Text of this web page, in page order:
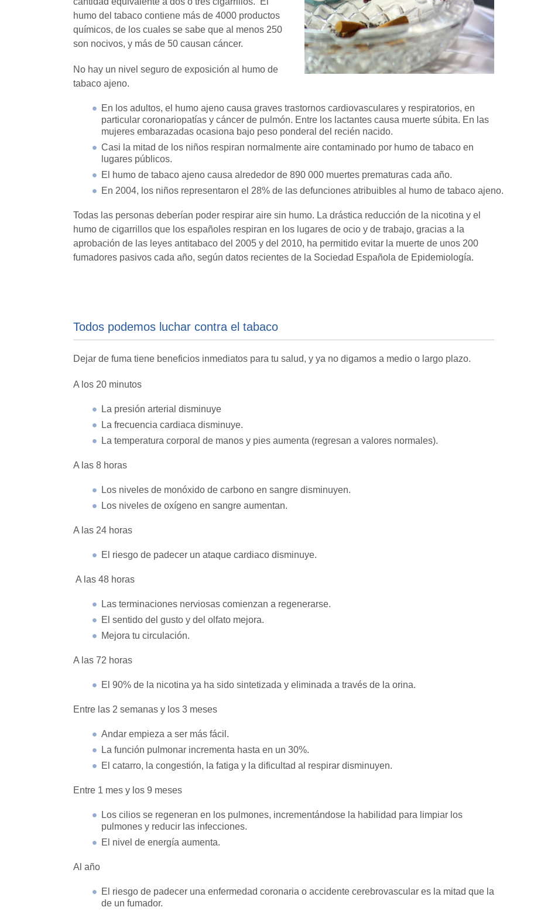
humo del tabaco contiene más de 4000 productos
químicos, de los cuales se sabe que al menos 250
son nocivos, y más de 50 causan cáncer.
No hay un nivel seguro de exposición al humo de
tabaco ajeno.
En los adultos, el humo ajeno causa graves trastornos cardiovasculares y respiratorios, en
particular coronariopatías y cáncer de pulmón. Entre los lactantes causa muerte súbita. En las
mujeres embarazadas ocasiona bajo peso ponderal del recién nacido.
Casi la mitad de los niños respiran normalmente aire contaminado por humo de tabaco en
lugares públicos.
El humo de tabaco ajeno causa alrededor de 890 000 muertes prematuras cada año.
En 2004, los niños representaron el 28% de las defunciones atribuibles al humo de tabaco ajeno.
Todas las personas deberían poder respirar aire sin humo. La drástica reducción de la nicotina y el
humo de cigarrillos que los españoles respiran en los lugares de ocio y de trabajo, gracias a la
aprobación de las leyes antitabaco del 2005 y del 2010, ha permitido evitar la muerte de unos 200
fumadores pasivos cada año, según datos recientes de la Sociedad Española de Epidemiología.
Todos podemos luchar contra el tabaco
Dejar de fuma tiene beneficios inmediatos para tu salud, y ya no digamos a medio o largo plazo.
A los 20 minutos
La presión arterial disminuye
La frecuencia cardiaca disminuye.
La temperatura corporal de manos y pies aumenta (regresan a valores normales).
A las 8 horas
Los niveles de monóxido de carbono en sangre disminuyen.
Los niveles de oxígeno en sangre aumentan.
A las 24 horas
El riesgo de padecer un ataque cardiaco disminuye.
A las 48 horas
Las terminaciones nerviosas comienzan a regenerarse.
El sentido del gusto y del olfato mejora.
Mejora tu circulación.
A las 72 horas
El 90% de la nicotina ya ha sido sintetizada y eliminada a través de la orina.
Entre las 2 semanas y los 3 meses
Andar empieza a ser más fácil.
La función pulmonar incrementa hasta en un 30%.
El catarro, la congestión, la fatiga y la dificultad al respirar disminuyen.
Entre 1 mes y los 9 meses
Los cilios se regeneran en los pulmones, incrementándose la habilidad para limpiar los
pulmones y reducir las infecciones.
El nivel de energía aumenta.
Al año
El riesgo de padecer una enfermedad coronaria o accidente cerebrovascular es la mitad que la
de un fumador.